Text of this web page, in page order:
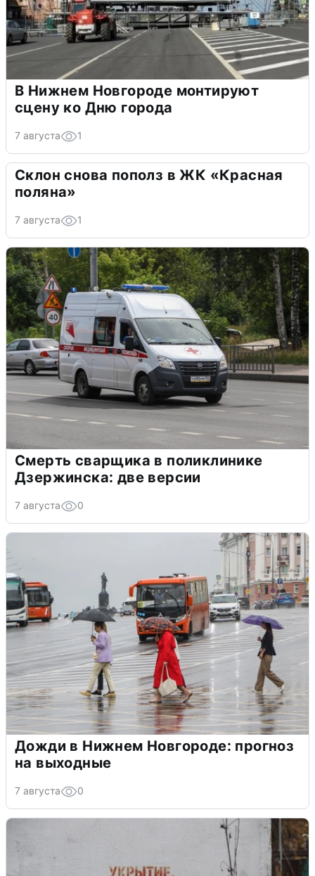
В Нижнем Новгороде монтируют
сцену ко Дню города
7 августа 1
Склон снова пополз в ЖК «Красная
поляна»
7 августа 1
Смерть сварщика в поликлинике
Дзержинска: две версии
7 августа 0
Дожди в Нижнем Новгороде: прогноз
на выходные
7 августа 0